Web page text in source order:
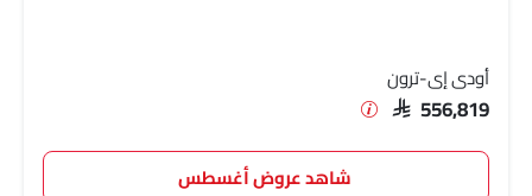
أودي إي-ترون
SAR 556,819
شاهد عروض أغسطس